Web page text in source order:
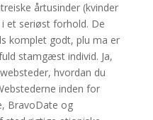
årtusinder (kvinder
i et seriøst forhold. De
komplet godt, plu ma er
stamgæst individ. Ja,
hvordan du
inden for
BravoDate og